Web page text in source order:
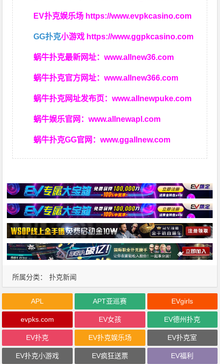
EV扑克娱乐场 https://www.evpkcasino.com
GG扑克小游戏 https://www.ggpkcasino.com
蜗牛扑克最新网址：www.allnew36.com
蜗牛扑克官方网址：www.allnew366.com
蜗牛扑克网址发布页：www.allnewpuke.com
蜗牛娱乐官网：www.allnewapl.com
蜗牛扑克GG官网：www.ggallnew.com
所属分类： 扑克新闻
APL APT亚巡赛 EVgirls
evpks.com EV女孩 EV德州扑克
EV扑克 EV扑克娱乐场 EV扑克室
EV扑克小游戏 EV疯狂送票 EV福利